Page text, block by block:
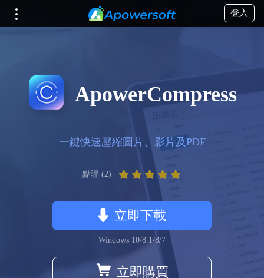
登入
ApowerCompress
一鍵快速壓縮圖片、影片及PDF
點評 (2)
立即下載
Windows 10/8.1/8/7
立即購買